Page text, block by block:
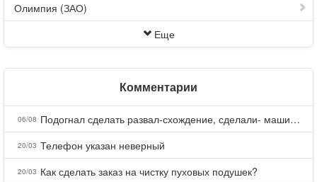
Олимпия (ЗАО)
Еще
Комментарии
06/08 Подогнал сделать развал-схождение, сделали- машина уходит на право и колеса проверил все хорошо с атмосферами ужас как можно делать авто, не ужели не берегут свою репутацию, не советую.
20/03 Телефон указан неверный
20/03 Как сделать заказ на чистку пуховых подушек?